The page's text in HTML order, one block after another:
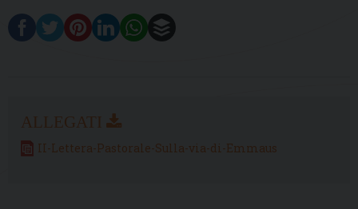
II-Lettera-Pastorale-Sulla-via-di-Emmaus